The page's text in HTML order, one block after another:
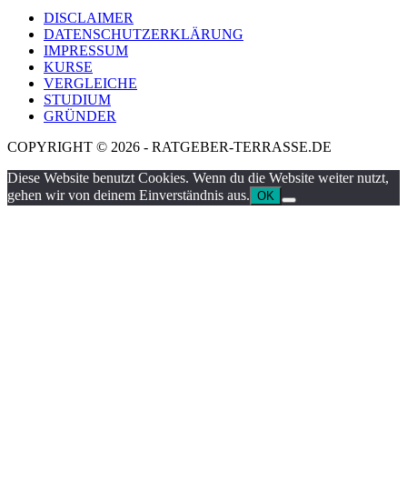
DISCLAIMER
DATENSCHUTZERKLÄRUNG
IMPRESSUM
KURSE
VERGLEICHE
STUDIUM
GRÜNDER
COPYRIGHT © 2026 - RATGEBER-TERRASSE.DE
Diese Website benutzt Cookies. Wenn du die Website weiter nutzt,
gehen wir von deinem Einverständnis aus. OK